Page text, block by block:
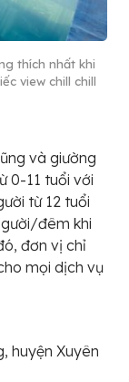
thích nhất khi
view chill chill
và giường
0-11 tuổi với
từ 12 tuổi
đêm khi
đơn vị chỉ
mọi dịch vụ
huyện Xuyên